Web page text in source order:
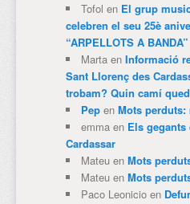
Tofol en El grup
celebren el seu 25è
“ARPELLOTS A BANDA”
Martaen Informació
Sant Llorenç des
trobam? Quin camí
Pepen Mots perduts:
emmaen Els
Cardassar
Mateuen Mots
Mateuen Mots
Paco Leonicioen